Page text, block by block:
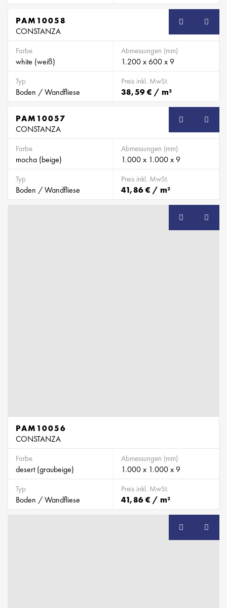
PAM10058
CONSTANZA
Farbe
white (weiß)
Abmessungen (mm)
1.200 x 600 x 9
Typ
Boden / Wandfliese
Preis inkl. MwSt.
38,59 € / m²
PAM10057
CONSTANZA
Farbe
mocha (beige)
Abmessungen (mm)
1.000 x 1.000 x 9
Typ
Boden / Wandfliese
Preis inkl. MwSt.
41,86 € / m²
PAM10056
CONSTANZA
Farbe
desert (graubeige)
Abmessungen (mm)
1.000 x 1.000 x 9
Typ
Boden / Wandfliese
Preis inkl. MwSt.
41,86 € / m²